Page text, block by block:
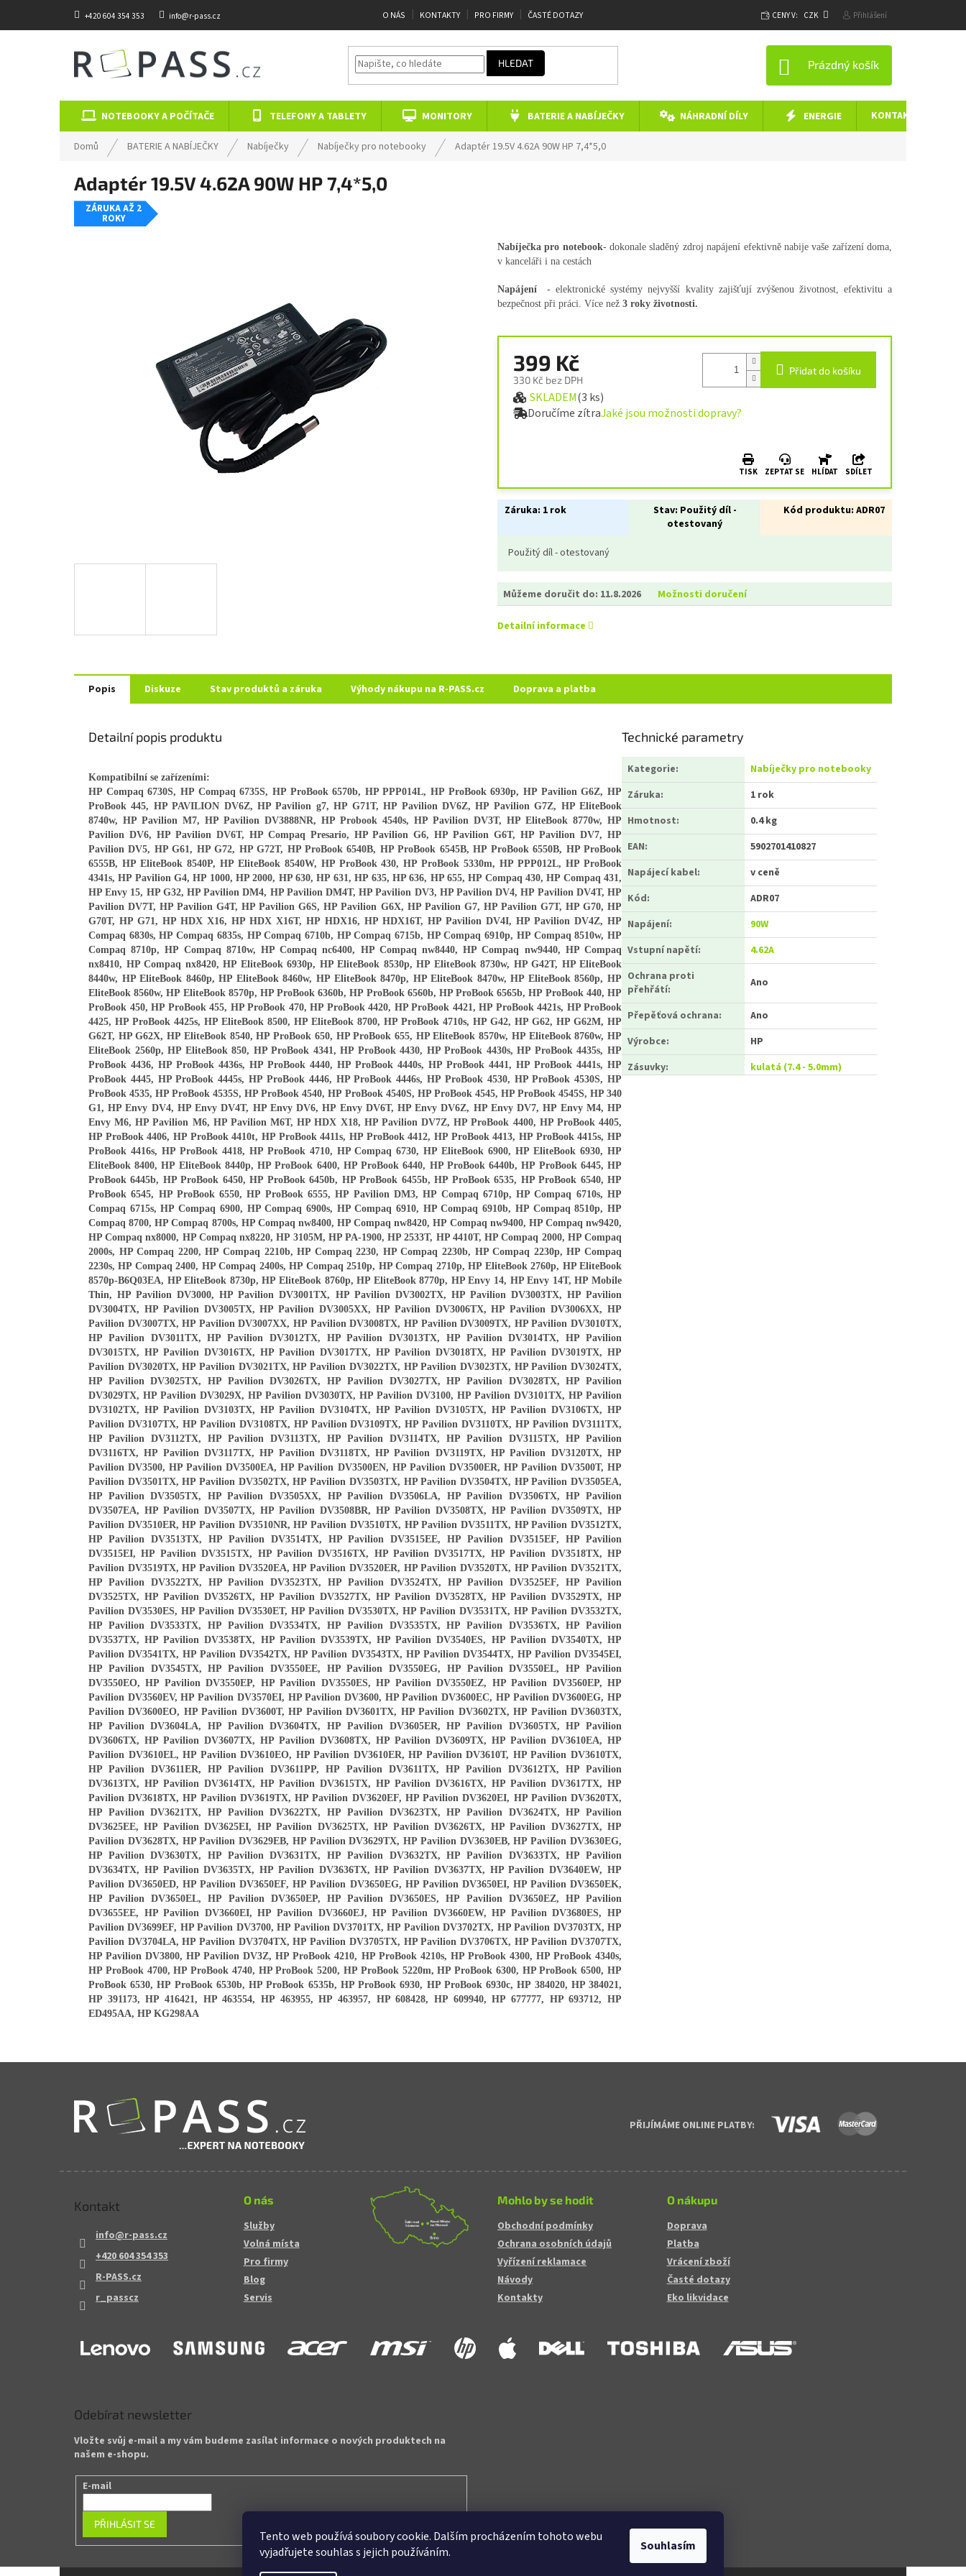
Tento web používá soubory cookie. Dalším procházením tohoto webu
vyjadřujete souhlas s jejich používáním.
Souhlasím
+420 604 354 353 info@r-pass.cz O NÁS KONTAKTY PRO FIRMY ČASTÉ DOTAZY CENY V: CZK Přihlášení
HLEDAT NÁKUPNÍ KOŠÍK
Prázdný košík
NOTEBOOKY A POČÍTAČE TELEFONY A TABLETY MONITORY BATERIE A NABÍJEČKY NÁHRADNÍ DÍLY ENERGIE KONTAKTY
Domů BATERIE A NABÍJEČKY Nabíječky Nabíječky pro notebooky Adaptér 19.5V 4.62A 90W HP 7,4*5,0
Adaptér 19.5V 4.62A 90W HP 7,4*5,0
ZÁRUKA AŽ 2
ROKY
399 Kč
330 Kč bez DPH
Měrná cena:
SKLADEM(3 ks)
Doručíme zítraJaké jsou možnosti dopravy?
Přidat do košíku
TISK ZEPTAT SE HLÍDAT SDÍLET
Záruka: 1 rok Stav: Použitý díl -
otestovaný
Kód produktu: ADR07
Použitý díl - otestovaný
Můžeme doručit do: 11.8.2026 Možnosti doručení
Nabíječka pro notebook- dokonale sladěný zdroj napájení efektivně nabije vaše zařízení doma,
v kanceláři i na cestách
Napájení- elektronické systémy nejvyšší kvality zajišťují zvýšenou životnost, efektivitu a
bezpečnost při práci. Více než 3 roky životnosti.
Detailní informace
Popis Diskuze Stav produktů a záruka Výhody nákupu na R-PASS.cz Doprava a platba
Detailní popis produktu
Kompatibilní se zařízeními:
HP Compaq 6730S, HP Compaq 6735S, HP ProBook 6570b, HP PPP014L, HP ProBook 6930p, HP Pavilion G6Z, HP
ProBook 445, HP PAVILION DV6Z, HP Pavilion g7, HP G71T, HP Pavilion DV6Z, HP Pavilion G7Z, HP EliteBook
8740w, HP Pavilion M7, HP Pavilion DV3888NR, HP Probook 4540s, HP Pavilion DV3T, HP EliteBook 8770w, HP
Pavilion DV6, HP Pavilion DV6T, HP Compaq Presario, HP Pavilion G6, HP Pavilion G6T, HP Pavilion DV7, HP
Pavilion DV5, HP G61, HP G72, HP G72T, HP ProBook 6540B, HP ProBook 6545B, HP ProBook 6550B, HP ProBook
6555B, HP EliteBook 8540P, HP EliteBook 8540W, HP ProBook 430, HP ProBook 5330m, HP PPP012L, HP ProBook
4341s, HP Pavilion G4, HP 1000, HP 2000, HP 630, HP 631, HP 635, HP 636, HP 655, HP Compaq 430, HP Compaq 431,
HP Envy 15, HP G32, HP Pavilion DM4, HP Pavilion DM4T, HP Pavilion DV3, HP Pavilion DV4, HP Pavilion DV4T, HP
Pavilion DV7T, HP Pavilion G4T, HP Pavilion G6S, HP Pavilion G6X, HP Pavilion G7, HP Pavilion G7T, HP G70, HP
G70T, HP G71, HP HDX X16, HP HDX X16T, HP HDX16, HP HDX16T, HP Pavilion DV4I, HP Pavilion DV4Z, HP
Compaq 6830s, HP Compaq 6835s, HP Compaq 6710b, HP Compaq 6715b, HP Compaq 6910p, HP Compaq 8510w, HP
Compaq 8710p, HP Compaq 8710w, HP Compaq nc6400, HP Compaq nw8440, HP Compaq nw9440, HP Compaq
nx8410, HP Compaq nx8420, HP EliteBook 6930p, HP EliteBook 8530p, HP EliteBook 8730w, HP G42T, HP EliteBook
8440w, HP EliteBook 8460p, HP EliteBook 8460w, HP EliteBook 8470p, HP EliteBook 8470w, HP EliteBook 8560p, HP
EliteBook 8560w, HP EliteBook 8570p, HP ProBook 6360b, HP ProBook 6560b, HP ProBook 6565b, HP ProBook 440, HP
ProBook 450, HP ProBook 455, HP ProBook 470, HP ProBook 4420, HP ProBook 4421, HP ProBook 4421s, HP ProBook
4425, HP ProBook 4425s, HP EliteBook 8500, HP EliteBook 8700, HP ProBook 4710s, HP G42, HP G62, HP G62M, HP
G62T, HP G62X, HP EliteBook 8540, HP ProBook 650, HP ProBook 655, HP EliteBook 8570w, HP EliteBook 8760w, HP
EliteBook 2560p, HP EliteBook 850, HP ProBook 4341, HP ProBook 4430, HP ProBook 4430s, HP ProBook 4435s, HP
ProBook 4436, HP ProBook 4436s, HP ProBook 4440, HP ProBook 4440s, HP ProBook 4441, HP ProBook 4441s, HP
ProBook 4445, HP ProBook 4445s, HP ProBook 4446, HP ProBook 4446s, HP ProBook 4530, HP ProBook 4530S, HP
ProBook 4535, HP ProBook 4535S, HP ProBook 4540, HP ProBook 4540S, HP ProBook 4545, HP ProBook 4545S, HP 340
G1, HP Envy DV4, HP Envy DV4T, HP Envy DV6, HP Envy DV6T, HP Envy DV6Z, HP Envy DV7, HP Envy M4, HP
Envy M6, HP Pavilion M6, HP Pavilion M6T, HP HDX X18, HP Pavilion DV7Z, HP ProBook 4400, HP ProBook 4405,
HP ProBook 4406, HP ProBook 4410t, HP ProBook 4411s, HP ProBook 4412, HP ProBook 4413, HP ProBook 4415s, HP
ProBook 4416s, HP ProBook 4418, HP ProBook 4710, HP Compaq 6730, HP EliteBook 6900, HP EliteBook 6930, HP
EliteBook 8400, HP EliteBook 8440p, HP ProBook 6400, HP ProBook 6440, HP ProBook 6440b, HP ProBook 6445, HP
ProBook 6445b, HP ProBook 6450, HP ProBook 6450b, HP ProBook 6455b, HP ProBook 6535, HP ProBook 6540, HP
ProBook 6545, HP ProBook 6550, HP ProBook 6555, HP Pavilion DM3, HP Compaq 6710p, HP Compaq 6710s, HP
Compaq 6715s, HP Compaq 6900, HP Compaq 6900s, HP Compaq 6910, HP Compaq 6910b, HP Compaq 8510p, HP
Compaq 8700, HP Compaq 8700s, HP Compaq nw8400, HP Compaq nw8420, HP Compaq nw9400, HP Compaq nw9420,
HP Compaq nx8000, HP Compaq nx8220, HP 3105M, HP PA-1900, HP 2533T, HP 4410T, HP Compaq 2000, HP Compaq
2000s, HP Compaq 2200, HP Compaq 2210b, HP Compaq 2230, HP Compaq 2230b, HP Compaq 2230p, HP Compaq
2230s, HP Compaq 2400, HP Compaq 2400s, HP Compaq 2510p, HP Compaq 2710p, HP EliteBook 2760p, HP EliteBook
8570p-B6Q03EA, HP EliteBook 8730p, HP EliteBook 8760p, HP EliteBook 8770p, HP Envy 14, HP Envy 14T, HP Mobile
Thin, HP Pavilion DV3000, HP Pavilion DV3001TX, HP Pavilion DV3002TX, HP Pavilion DV3003TX, HP Pavilion
DV3004TX, HP Pavilion DV3005TX, HP Pavilion DV3005XX, HP Pavilion DV3006TX, HP Pavilion DV3006XX, HP
Pavilion DV3007TX, HP Pavilion DV3007XX, HP Pavilion DV3008TX, HP Pavilion DV3009TX, HP Pavilion DV3010TX,
HP Pavilion DV3011TX, HP Pavilion DV3012TX, HP Pavilion DV3013TX, HP Pavilion DV3014TX, HP Pavilion
DV3015TX, HP Pavilion DV3016TX, HP Pavilion DV3017TX, HP Pavilion DV3018TX, HP Pavilion DV3019TX, HP
Pavilion DV3020TX, HP Pavilion DV3021TX, HP Pavilion DV3022TX, HP Pavilion DV3023TX, HP Pavilion DV3024TX,
HP Pavilion DV3025TX, HP Pavilion DV3026TX, HP Pavilion DV3027TX, HP Pavilion DV3028TX, HP Pavilion
DV3029TX, HP Pavilion DV3029X, HP Pavilion DV3030TX, HP Pavilion DV3100, HP Pavilion DV3101TX, HP Pavilion
DV3102TX, HP Pavilion DV3103TX, HP Pavilion DV3104TX, HP Pavilion DV3105TX, HP Pavilion DV3106TX, HP
Pavilion DV3107TX, HP Pavilion DV3108TX, HP Pavilion DV3109TX, HP Pavilion DV3110TX, HP Pavilion DV3111TX,
HP Pavilion DV3112TX, HP Pavilion DV3113TX, HP Pavilion DV3114TX, HP Pavilion DV3115TX, HP Pavilion
DV3116TX, HP Pavilion DV3117TX, HP Pavilion DV3118TX, HP Pavilion DV3119TX, HP Pavilion DV3120TX, HP
Pavilion DV3500, HP Pavilion DV3500EA, HP Pavilion DV3500EN, HP Pavilion DV3500ER, HP Pavilion DV3500T, HP
Pavilion DV3501TX, HP Pavilion DV3502TX, HP Pavilion DV3503TX, HP Pavilion DV3504TX, HP Pavilion DV3505EA,
HP Pavilion DV3505TX, HP Pavilion DV3505XX, HP Pavilion DV3506LA, HP Pavilion DV3506TX, HP Pavilion
DV3507EA, HP Pavilion DV3507TX, HP Pavilion DV3508BR, HP Pavilion DV3508TX, HP Pavilion DV3509TX, HP
Pavilion DV3510ER, HP Pavilion DV3510NR, HP Pavilion DV3510TX, HP Pavilion DV3511TX, HP Pavilion DV3512TX,
HP Pavilion DV3513TX, HP Pavilion DV3514TX, HP Pavilion DV3515EE, HP Pavilion DV3515EF, HP Pavilion
DV3515EI, HP Pavilion DV3515TX, HP Pavilion DV3516TX, HP Pavilion DV3517TX, HP Pavilion DV3518TX, HP
Pavilion DV3519TX, HP Pavilion DV3520EA, HP Pavilion DV3520ER, HP Pavilion DV3520TX, HP Pavilion DV3521TX,
HP Pavilion DV3522TX, HP Pavilion DV3523TX, HP Pavilion DV3524TX, HP Pavilion DV3525EF, HP Pavilion
DV3525TX, HP Pavilion DV3526TX, HP Pavilion DV3527TX, HP Pavilion DV3528TX, HP Pavilion DV3529TX, HP
Pavilion DV3530ES, HP Pavilion DV3530ET, HP Pavilion DV3530TX, HP Pavilion DV3531TX, HP Pavilion DV3532TX,
HP Pavilion DV3533TX, HP Pavilion DV3534TX, HP Pavilion DV3535TX, HP Pavilion DV3536TX, HP Pavilion
DV3537TX, HP Pavilion DV3538TX, HP Pavilion DV3539TX, HP Pavilion DV3540ES, HP Pavilion DV3540TX, HP
Pavilion DV3541TX, HP Pavilion DV3542TX, HP Pavilion DV3543TX, HP Pavilion DV3544TX, HP Pavilion DV3545EI,
HP Pavilion DV3545TX, HP Pavilion DV3550EE, HP Pavilion DV3550EG, HP Pavilion DV3550EL, HP Pavilion
DV3550EO, HP Pavilion DV3550EP, HP Pavilion DV3550ES, HP Pavilion DV3550EZ, HP Pavilion DV3560EP, HP
Pavilion DV3560EV, HP Pavilion DV3570EI, HP Pavilion DV3600, HP Pavilion DV3600EC, HP Pavilion DV3600EG, HP
Pavilion DV3600EO, HP Pavilion DV3600T, HP Pavilion DV3601TX, HP Pavilion DV3602TX, HP Pavilion DV3603TX,
HP Pavilion DV3604LA, HP Pavilion DV3604TX, HP Pavilion DV3605ER, HP Pavilion DV3605TX, HP Pavilion
DV3606TX, HP Pavilion DV3607TX, HP Pavilion DV3608TX, HP Pavilion DV3609TX, HP Pavilion DV3610EA, HP
Pavilion DV3610EL, HP Pavilion DV3610EO, HP Pavilion DV3610ER, HP Pavilion DV3610T, HP Pavilion DV3610TX,
HP Pavilion DV3611ER, HP Pavilion DV3611PP, HP Pavilion DV3611TX, HP Pavilion DV3612TX, HP Pavilion
DV3613TX, HP Pavilion DV3614TX, HP Pavilion DV3615TX, HP Pavilion DV3616TX, HP Pavilion DV3617TX, HP
Pavilion DV3618TX, HP Pavilion DV3619TX, HP Pavilion DV3620EF, HP Pavilion DV3620EI, HP Pavilion DV3620TX,
HP Pavilion DV3621TX, HP Pavilion DV3622TX, HP Pavilion DV3623TX, HP Pavilion DV3624TX, HP Pavilion
DV3625EE, HP Pavilion DV3625EI, HP Pavilion DV3625TX, HP Pavilion DV3626TX, HP Pavilion DV3627TX, HP
Pavilion DV3628TX, HP Pavilion DV3629EB, HP Pavilion DV3629TX, HP Pavilion DV3630EB, HP Pavilion DV3630EG,
HP Pavilion DV3630TX, HP Pavilion DV3631TX, HP Pavilion DV3632TX, HP Pavilion DV3633TX, HP Pavilion
DV3634TX, HP Pavilion DV3635TX, HP Pavilion DV3636TX, HP Pavilion DV3637TX, HP Pavilion DV3640EW, HP
Pavilion DV3650ED, HP Pavilion DV3650EF, HP Pavilion DV3650EG, HP Pavilion DV3650EI, HP Pavilion DV3650EK,
HP Pavilion DV3650EL, HP Pavilion DV3650EP, HP Pavilion DV3650ES, HP Pavilion DV3650EZ, HP Pavilion
DV3655EE, HP Pavilion DV3660EI, HP Pavilion DV3660EJ, HP Pavilion DV3660EW, HP Pavilion DV3680ES, HP
Pavilion DV3699EF, HP Pavilion DV3700, HP Pavilion DV3701TX, HP Pavilion DV3702TX, HP Pavilion DV3703TX, HP
Pavilion DV3704LA, HP Pavilion DV3704TX, HP Pavilion DV3705TX, HP Pavilion DV3706TX, HP Pavilion DV3707TX,
HP Pavilion DV3800, HP Pavilion DV3Z, HP ProBook 4210, HP ProBook 4210s, HP ProBook 4300, HP ProBook 4340s,
HP ProBook 4700, HP ProBook 4740, HP ProBook 5200, HP ProBook 5220m, HP ProBook 6300, HP ProBook 6500, HP
ProBook 6530, HP ProBook 6530b, HP ProBook 6535b, HP ProBook 6930, HP ProBook 6930c, HP 384020, HP 384021,
HP 391173, HP 416421, HP 463554, HP 463955, HP 463957, HP 608428, HP 609940, HP 677777, HP 693712, HP
ED495AA, HP KG298AA
Technické parametry
Kategorie:
Nabíječky pro notebooky
Záruka:
1 rok
Hmotnost:
0.4 kg
EAN:
5902701410827
Napájecí kabel:
v ceně
Kód:
ADR07
Napájení:
90W
Vstupní napětí:
4.62A
Ochrana proti
přehřátí: Ano
Přepěťová ochrana:
Ano
Výrobce:
HP
Zásuvky:
kulatá (7.4 - 5.0mm)
PŘIJÍMÁME ONLINE PLATBY:
Kontakt
info@r-pass.cz
+420 604 354 353
R-PASS.cz
r_passcz
O nás
Služby
Volná místa
Pro firmy
Blog
Servis
Mohlo by se hodit
Obchodní podmínky
Ochrana osobních údajů
Vyřízení reklamace
Návody
Kontakty
O nákupu
Doprava
Platba
Vrácení zboží
Časté dotazy
Eko likvidace
Odebírat newsletter
Vložte svůj e-mail a my vám budeme zasílat informace o nových produktech na
našem e-shopu.
E-mail
PŘIHLÁSIT SE